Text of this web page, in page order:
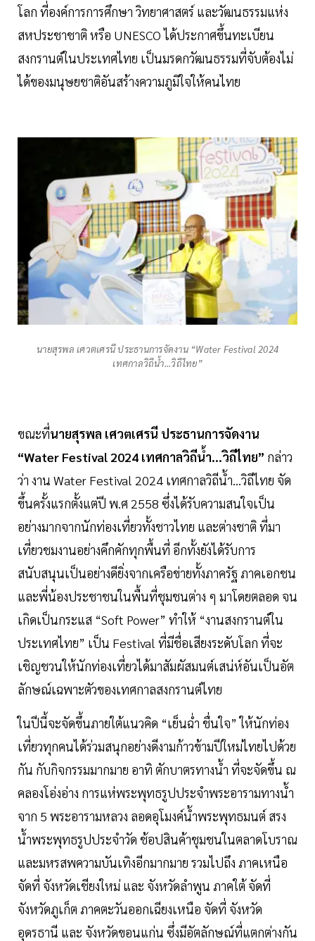
โลก ที่องค์การการศึกษา วิทยาศาสตร์ และวัฒนธรรมแห่ง
สหประชาชาติ หรือ UNESCO ได้ประกาศขึ้นทะเบียน
สงกรานต์ในประเทศไทย เป็นมรดกวัฒนธรรมที่จับต้องไม่
ได้ของมนุษยชาติอันสร้างความภูมิใจให้คนไทย
นายสุรพล เศวตเศรนี ประธานการจัดงาน “Water Festival 2024
เทศกาลวิถีน้ำ...วิถีไทย”
ขณะที่นายสุรพล เศวตเศรนี ประธานการจัดงาน
“Water Festival 2024 เทศกาลวิถีน้ำ...วิถีไทย” กล่าว
ว่า งาน Water Festival 2024 เทศกาลวิถีน้ำ...วิถีไทย จัด
ขึ้นครั้งแรกตั้งแต่ปี พ.ศ 2558 ซึ่งได้รับความสนใจเป็น
อย่างมากจากนักท่องเที่ยวทั้งชาวไทย และต่างชาติ ที่มา
เที่ยวชมงานอย่างคึกคักทุกพื้นที่ อีกทั้งยังได้รับการ
สนับสนุนเป็นอย่างดียิ่งจากเครือข่ายทั้งภาครัฐ ภาคเอกชน
และพี่น้องประชาชนในพื้นที่ชุมชนต่าง ๆ มาโดยตลอด จน
เกิดเป็นกระแส “Soft Power” ทำให้ “งานสงกรานต์ใน
ประเทศไทย” เป็น Festival ที่มีชื่อเสียงระดับโลก ที่จะ
เชิญชวนให้นักท่องเที่ยวได้มาสัมผัสมนต์เสน่ห์อันเป็นอัต
ลักษณ์เฉพาะตัวของเทศกาลสงกรานต์ไทย
ในปีนี้จะจัดขึ้นภายใต้แนวคิด “เย็นฉ่ำ ชื่นใจ” ให้นักท่อง
เที่ยวทุกคนได้ร่วมสนุกอย่างดีงามก้าวข้ามปีใหม่ไทยไปด้วย
กัน กับกิจกรรมมากมาย อาทิ ตักบาตรทางน้ำ ที่จะจัดขึ้น ณ
คลองโอ่งอ่าง การแห่พระพุทธรูปประจำพระอารามทางน้ำ
จาก 5 พระอารามหลวง ลอดอุโมงค์น้ำพระพุทธมนต์ สรง
น้ำพระพุทธรูปประจำวัด ช้อปสินค้าชุมชนในตลาดโบราณ
และมหรสพความบันเทิงอีกมากมาย รวมไปถึง ภาคเหนือ
จัดที่ จังหวัดเชียงใหม่ และ จังหวัดลำพูน ภาคใต้ จัดที่
จังหวัดภูเก็ต ภาคตะวันออกเฉียงเหนือ จัดที่ จังหวัด
อุดรธานี และ จังหวัดขอนแก่น ซึ่งมีอัตลักษณ์ที่แตกต่างกัน